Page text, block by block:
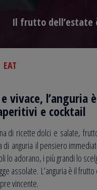
Il frutto dell’estate
EAT
e vivace,
e cocktail
di ricette dolci e salate,
di anguria il pensiero
lo adorano, i più grandi lo
assolate. L’anguria è il
vincente.